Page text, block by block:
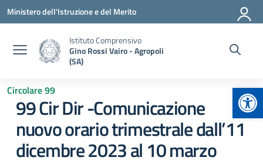
Vai ai contenuti
Vai al menu di navigazione
Vai al footer
Ministero dell'Istruzione e del Merito
Istituto Comprensivo
Gino Rossi Vairo - Agropoli
(SA)
Circolare 99
99 Cir Dir -Comunicazione
nuovo orario trimestrale dall’11
dicembre 2023 al 10 marzo